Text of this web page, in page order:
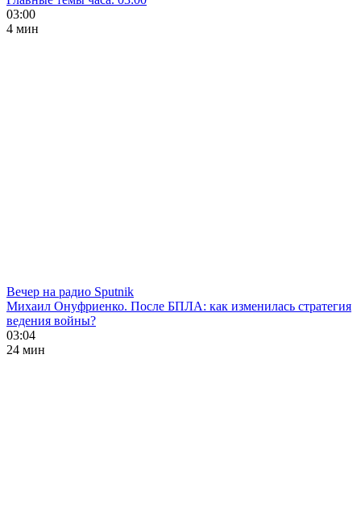
03:00
4 мин
Вечер на радио Sputnik
Михаил Онуфриенко. После БПЛА: как изменилась стратегия
ведения войны?
03:04
24 мин